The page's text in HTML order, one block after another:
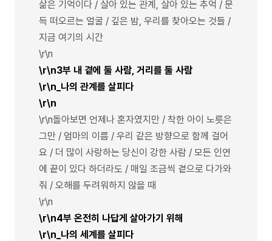
삶은 기억이다 / 살아 있는 관계, 살아 있는 추억 / 문
득 떠오르는 얼굴 / 깊은 밤, 우리를 찾아오는 것들 /
지금 여기의 시간
\r\n
\r\n3부 내 곁에 둘 사람, 거리를 둘 사람
\r\n_나의 관계를 살피다
\r\n
\r\n돌아보면 언제나 혼자였지만 / 착한 아이 노릇은
그만 / 엄마의 이름 / 우리 같은 방향으로 함께 걸어
요 / 더 많이 사랑하는 당신이 강한 사람 / 모든 인연
에 끝이 있다 하더라도 / 매일 조금씩 곁으로 다가와
줘 / 오해를 두려워하지 않을 때
\r\n
\r\n4부 온전히 나답게 살아가기 위해
\r\n_나의 세계를 살피다